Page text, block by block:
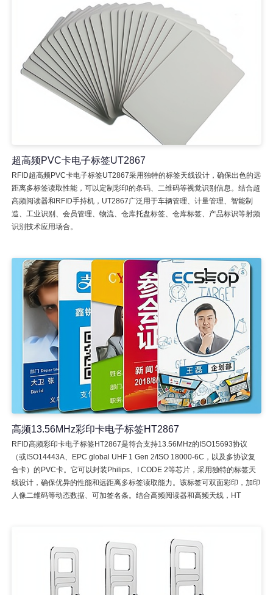
超高频PVC卡电子标签UT2867
RFID超高频PVC卡电子标签UT2867采用独特的标签天线设计，确保出色的远
距离多标签读取性能，可以定制彩印的条码、二维码等视觉识别信息。结合超
高频阅读器和RFID手持机，UT2867广泛用于车辆管理、计量管理、智能制
造、工业识别、会员管理、物流、仓库托盘标签、仓库标签、产品标识等射频
识别技术应用场合。
高频13.56MHz彩印卡电子标签HT2867
RFID高频彩印卡电子标签HT2867是符合支持13.56MHz的ISO15693协议
（或ISO14443A、EPC global UHF 1 Gen 2/ISO 18000-6C，以及多协议复
合卡）的PVC卡。它可以封装Philips、I CODE 2等芯片，采用独特的标签天
线设计，确保优异的性能和远距离多标签读取能力。该标签可双面彩印，加印
人像二维码等动态数据、可加签名条。结合高频阅读器和高频天线，HT